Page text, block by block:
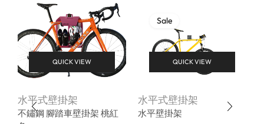
QUICK VIEW
水平式壁掛架
不鏽鋼 腳踏車壁掛架 桃紅
Sale
QUICK VIEW
水平式壁掛架
水平壁掛架